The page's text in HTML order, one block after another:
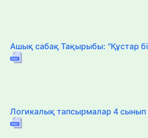
Ашық сабақ Тақырыбы: "Құстар
Логикалық тапсырмалар 4 сынып